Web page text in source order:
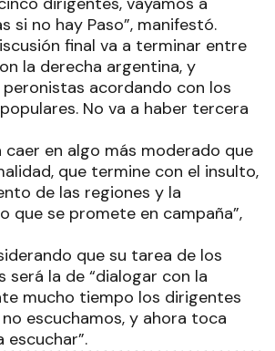
si no hay Paso”, manifestó.
final va a terminar entre
la derecha argentina, y
acordando con los
No va a haber tercera
caer en algo más moderado que
que termine con el insulto,
de las regiones y la
que se promete en campaña”,
que su tarea de los
será la de “dialogar con la
mucho tiempo los dirigentes
escuchamos, y ahora toca
escuchar”.